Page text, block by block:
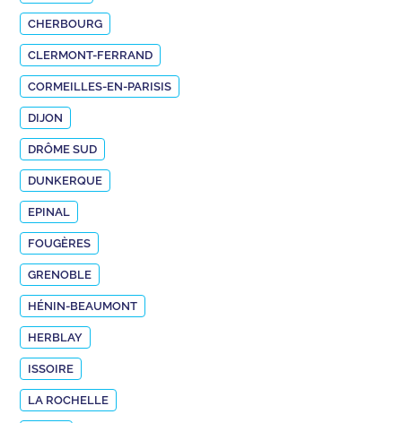
CHERBOURG
CLERMONT-FERRAND
CORMEILLES-EN-PARISIS
DIJON
DRÔME SUD
DUNKERQUE
EPINAL
FOUGÈRES
GRENOBLE
HÉNIN-BEAUMONT
HERBLAY
ISSOIRE
LA ROCHELLE